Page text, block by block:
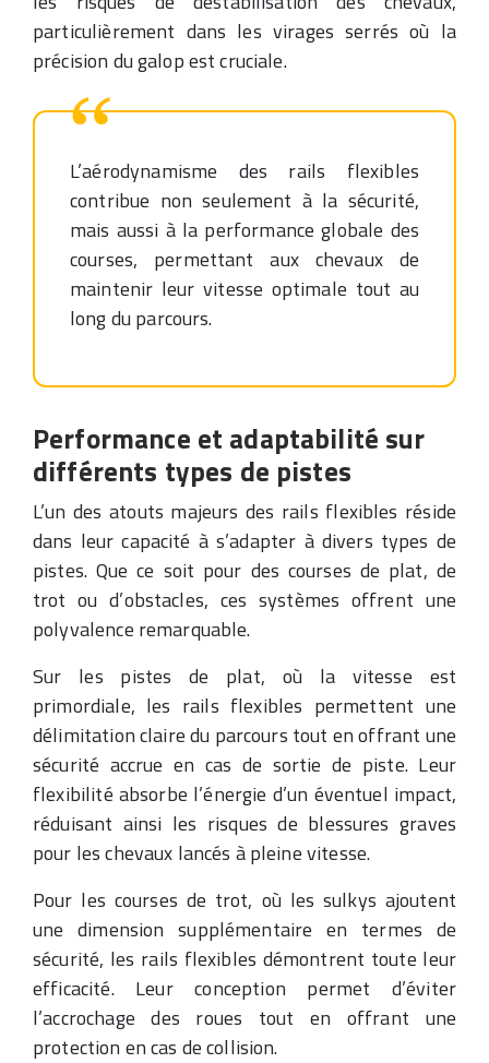
particulièrement dans les virages serrés où la
précision du galop est cruciale.
L’aérodynamisme des rails flexibles
contribue non seulement à la sécurité,
mais aussi à la performance globale des
courses, permettant aux chevaux de
maintenir leur vitesse optimale tout au
long du parcours.
Performance et adaptabilité sur
différents types de pistes
L’un des atouts majeurs des rails flexibles réside
dans leur capacité à s’adapter à divers types de
pistes. Que ce soit pour des courses de plat, de
trot ou d’obstacles, ces systèmes offrent une
polyvalence remarquable.
Sur les pistes de plat, où la vitesse est
primordiale, les rails flexibles permettent une
délimitation claire du parcours tout en offrant une
sécurité accrue en cas de sortie de piste. Leur
flexibilité absorbe l’énergie d’un éventuel impact,
réduisant ainsi les risques de blessures graves
pour les chevaux lancés à pleine vitesse.
Pour les courses de trot, où les sulkys ajoutent
une dimension supplémentaire en termes de
sécurité, les rails flexibles démontrent toute leur
efficacité. Leur conception permet d’éviter
l’accrochage des roues tout en offrant une
protection en cas de collision.